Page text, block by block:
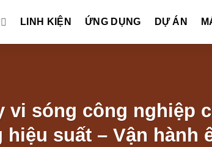
LINH KIỆN ỨNG DỤNG DỰ ÁN
sóng công nghiệp
hiệu suất – Vận hành